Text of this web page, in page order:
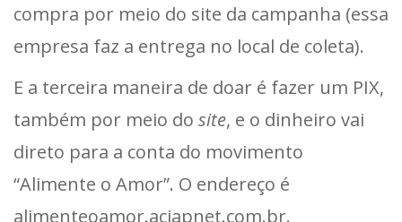
compra por meio do site da campanha (essa
empresa faz a entrega no local de coleta).
E a terceira maneira de doar é fazer um PIX,
também por meio do site, e o dinheiro vai
direto para a conta do movimento
“Alimente o Amor”. O endereço é
alimenteoamor.aciapnet.com.br.